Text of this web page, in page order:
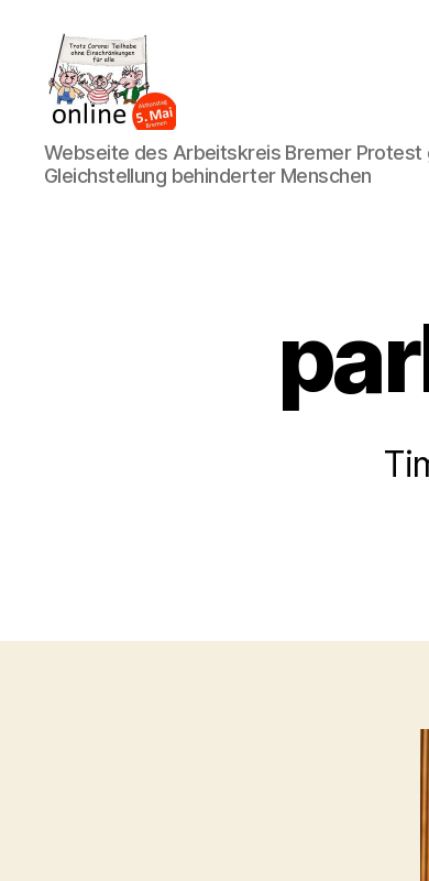
AK
Bremer
Protest
Webseite des Arbeitskreis Bremer Protest
Gleichstellung behinderter Menschen